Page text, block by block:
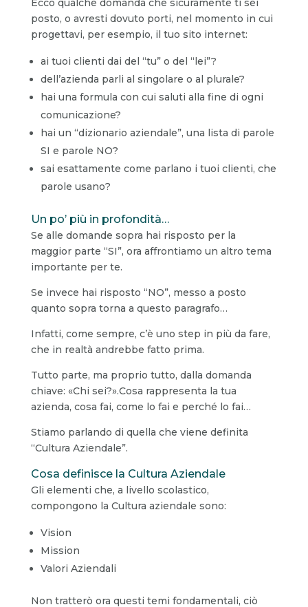
posto, o avresti dovuto porti, nel momento in cui
progettavi, per esempio, il tuo sito internet:
ai tuoi clienti dai del “tu” o del “lei”?
dell’azienda parli al singolare o al plurale?
hai una formula con cui saluti alla fine di ogni
comunicazione?
hai un “dizionario aziendale”, una lista di parole
SI e parole NO?
sai esattamente come parlano i tuoi clienti, che
parole usano?
Un po’ più in profondità…
Se alle domande sopra hai risposto per la
maggior parte “SI”, ora affrontiamo un altro tema
importante per te.
Se invece hai risposto “NO”, messo a posto
quanto sopra torna a questo paragrafo…
Infatti, come sempre, c’è uno step in più da fare,
che in realtà andrebbe fatto prima.
Tutto parte, ma proprio tutto, dalla domanda
chiave: «Chi sei?».Cosa rappresenta la tua
azienda, cosa fai, come lo fai e perché lo fai…
Stiamo parlando di quella che viene definita
“Cultura Aziendale”.
Cosa definisce la Cultura Aziendale
Gli elementi che, a livello scolastico,
compongono la Cultura aziendale sono:
Vision
Mission
Valori Aziendali
Non tratterò ora questi temi fondamentali, ciò